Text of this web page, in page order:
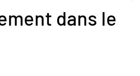
dans le